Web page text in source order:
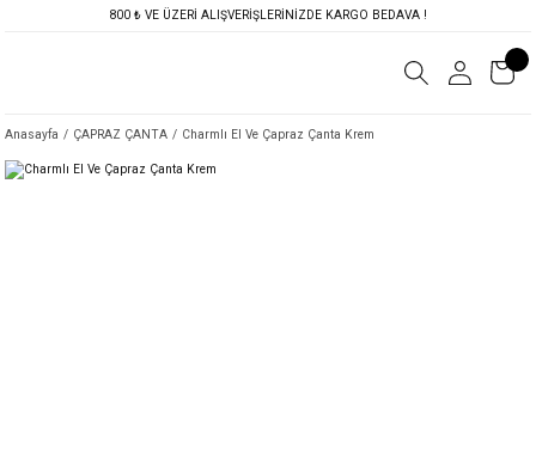
800 ₺ VE ÜZERİ ALIŞVERİŞLERİNİZDE KARGO BEDAVA !
Anasayfa ÇAPRAZ ÇANTA Charmlı El Ve Çapraz Çanta Krem